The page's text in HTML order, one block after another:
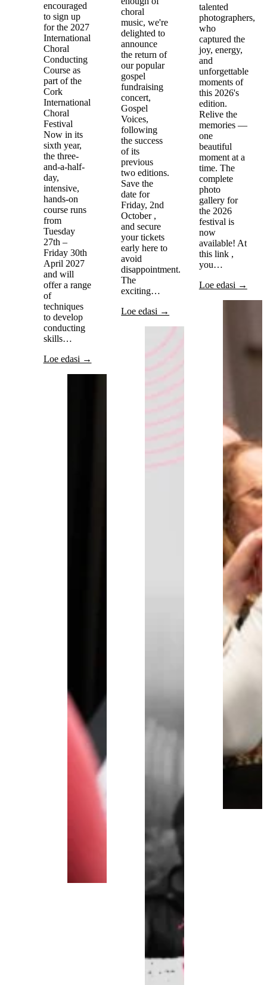
encouraged
to sign up
for the 2027
International
Choral
Conducting
Course as
part of the
Cork
International
Choral
Festival
Now in its
sixth year,
the three-
and-a-half-
day,
intensive,
hands-on
course runs
from
Tuesday
27th –
Friday 30th
April 2027
and will
offer a range
of
techniques
to develop
conducting
skills…
Loe edasi →
choral
music, we're
delighted to
announce
the return of
our popular
gospel
fundraising
concert,
Gospel
Voices,
following
the success
of its
previous
two editions.
Save the
date for
Friday, 2nd
October ,
and secure
your tickets
early here to
avoid
disappointment.
The
exciting…
Loe edasi →
talented
photographers,
who
captured the
joy, energy,
and
unforgettable
moments of
this 2026's
edition.
Relive the
memories —
one
beautiful
moment at a
time. The
complete
photo
gallery for
the 2026
festival is
now
available! At
this link ,
you…
Loe edasi →